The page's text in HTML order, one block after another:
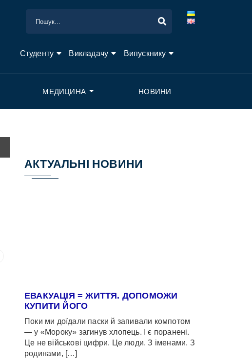
Студенту Викладачу Випускнику
МЕДИЦИНА НОВИНИ
АКТУАЛЬНІ НОВИНИ
ЕВАКУАЦІЯ = ЖИТТЯ. ДОПОМОЖИ
КУПИТИ ЙОГО
Поки ми доїдали паски й запивали компотом
— у «Мороку» загинув хлопець. І є поранені.
Це не військові цифри. Це люди. З іменами. З
родинами, […]